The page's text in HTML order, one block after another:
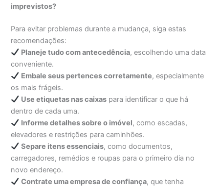
imprevistos?
Para evitar problemas durante a mudança, siga estas
recomendações:
Planeje tudo com antecedência, escolhendo uma data
conveniente.
Embale seus pertences corretamente, especialmente
os mais frágeis.
Use etiquetas nas caixas para identificar o que há
dentro de cada uma.
Informe detalhes sobre o imóvel, como escadas,
elevadores e restrições para caminhões.
Separe itens essenciais, como documentos,
carregadores, remédios e roupas para o primeiro dia no
novo endereço.
Contrate uma empresa de confiança, que tenha